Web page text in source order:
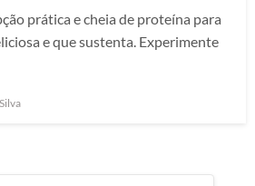
prática e cheia de proteína para
e que sustenta. Experimente